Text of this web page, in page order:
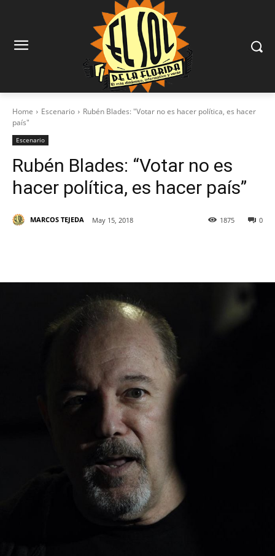
Home Escenario
Rubén Blades: "Votar no es hacer política, es hacer
país"
Escenario
Rubén Blades: “Votar no es
hacer política, es hacer país”
MARCOS TEJEDA May 15, 2018 0
1875